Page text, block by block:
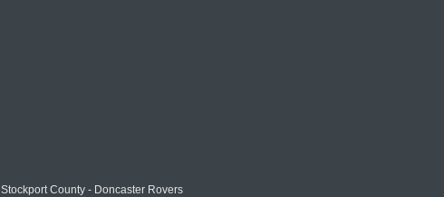
Stockport County - Doncaster Rovers